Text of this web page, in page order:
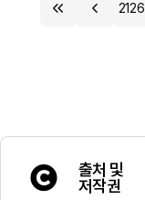
2126
출처 및
저작권